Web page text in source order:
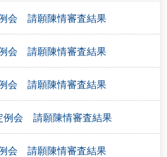
会 請願陳情審査結果
会 請願陳情審査結果
会 請願陳情審査結果
例会 請願陳情審査結果
会 請願陳情審査結果